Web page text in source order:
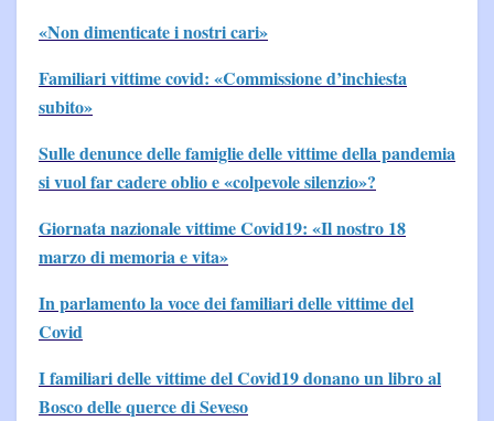
«Non dimenticate i nostri cari»
Familiari vittime covid: «Commissione d’inchiesta
subito»
Sulle denunce delle famiglie delle vittime della pandemia
si vuol far cadere oblio e «colpevole silenzio»?
Giornata nazionale vittime Covid19: «Il nostro 18
marzo di memoria e vita»
In parlamento la voce dei familiari delle vittime del
Covid
I familiari delle vittime del Covid19 donano un libro al
Bosco delle querce di Seveso